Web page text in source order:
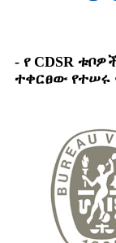
- የ CDSR
ተቀርፀው የተሠሩ